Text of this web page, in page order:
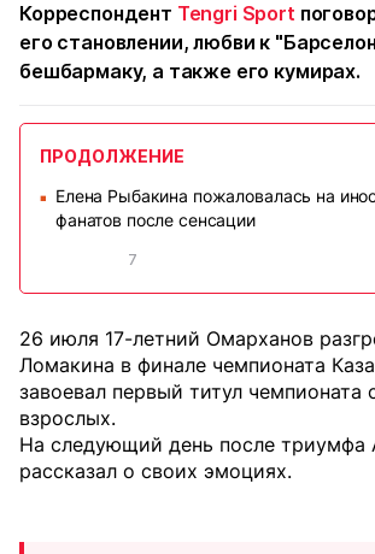
Корреспондент Tengri Sport
его становлении, любви к
бешбармаку, а также его кумирах.
ПРОДОЛЖЕНИЕ
■
Елена Рыбакина пожаловалась на
фанатов после сенсации
7
26 июля 17-летний Омарханов
Ломакина в финале чемпионата
завоевал первый титул чемпионата
взрослых.
На следующий день после триумфа
рассказал о своих эмоциях.